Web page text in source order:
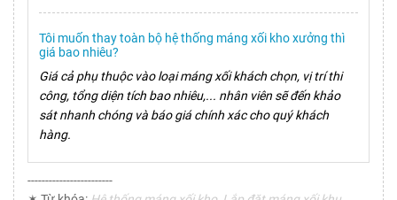
Tôi muốn thay toàn bộ hệ thống máng xối kho xưởng thì
giá bao nhiêu?
Giá cả phụ thuộc vào loại máng xối khách chọn, vị trí thi
công, tổng diện tích bao nhiêu,... nhân viên sẽ đến khảo
sát nhanh chóng và báo giá chính xác cho quý khách
hàng.
------------------------